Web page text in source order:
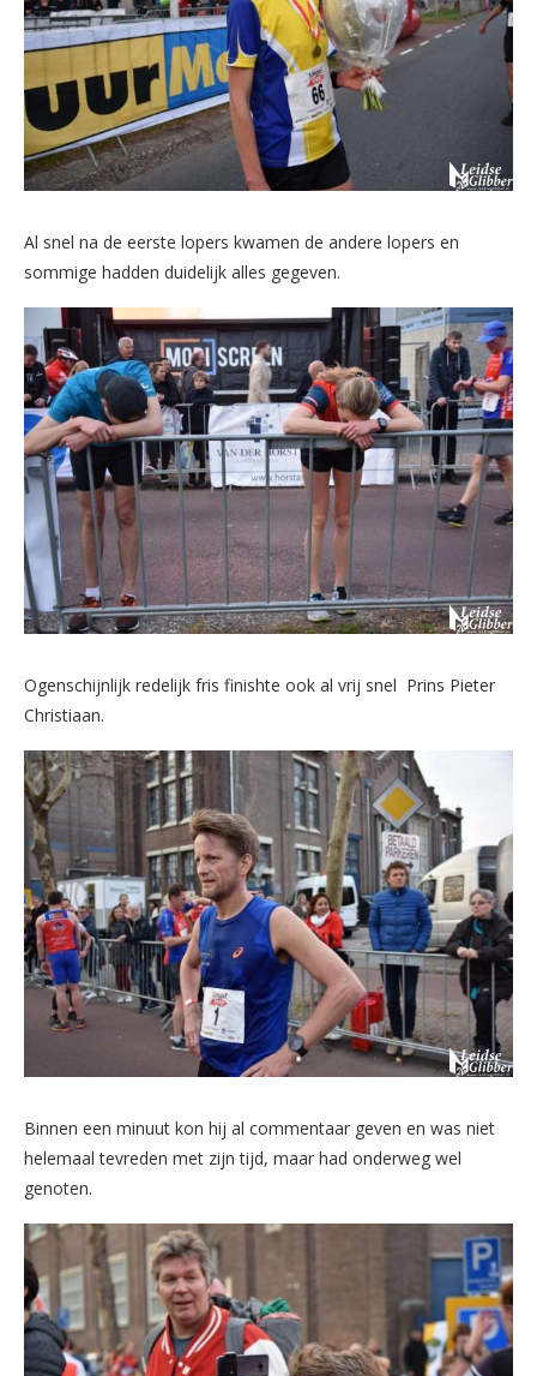
Al snel na de eerste lopers kwamen de andere lopers en
sommige hadden duidelijk alles gegeven.
Ogenschijnlijk redelijk fris finishte ook al vrij snel Prins Pieter
Christiaan.
Binnen een minuut kon hij al commentaar geven en was niet
helemaal tevreden met zijn tijd, maar had onderweg wel
genoten.